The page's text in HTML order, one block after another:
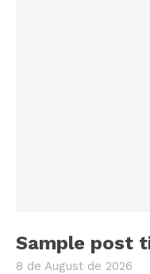
Sample post
8 de August de 2026